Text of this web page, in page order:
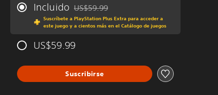
Incluido Rebajado del precio original de US$59.99
US$59.99
Suscríbete a PlayStation Plus Extra para acceder a
este juego y a cientos más en el Catálogo de juegos
US$59.99
Suscribirse